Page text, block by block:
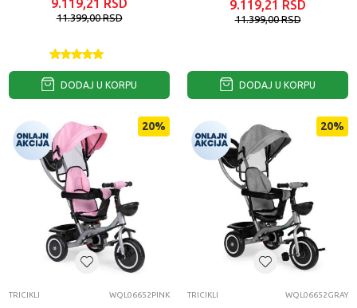
RUKOHVATOM I TENDOM
9.119,21 RSD
11.399,00RSD
DODAJ U KORPU
RUKOHVATOM I TENDOM
BLACK ...
9.119,21 RSD
11.399,00RSD
DODAJ U KORPU
20%
TRICIKLI WQL06652PINK
20%
TRICIKLI WQL06652GRAY